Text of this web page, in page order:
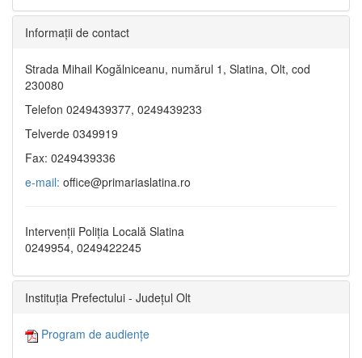
Informaţii de contact
Strada Mihail Kogălniceanu, numărul 1, Slatina, Olt, cod
230080
Telefon 0249439377, 0249439233
Telverde 0349919
Fax: 0249439336
e-mail: office@primariaslatina.ro
Intervenții Poliția Locală Slatina
0249954, 0249422245
Instituția Prefectului - Județul Olt
Program de audiențe